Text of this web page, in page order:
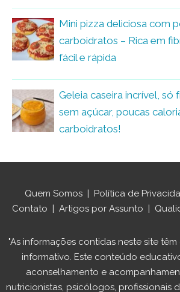
Mini pizza deliciosa com
carboidratos – Rica em
fácil e rápida
Geleia caseira incrível, só
sem açúcar, poucas
carboidratos!
Quem Somos | Política de
Contato | Artigos por Assunto |
"As informações contidas neste site
informativo. Este conteúdo
aconselhamento e
nutricionistas, psicólogos, profissionais